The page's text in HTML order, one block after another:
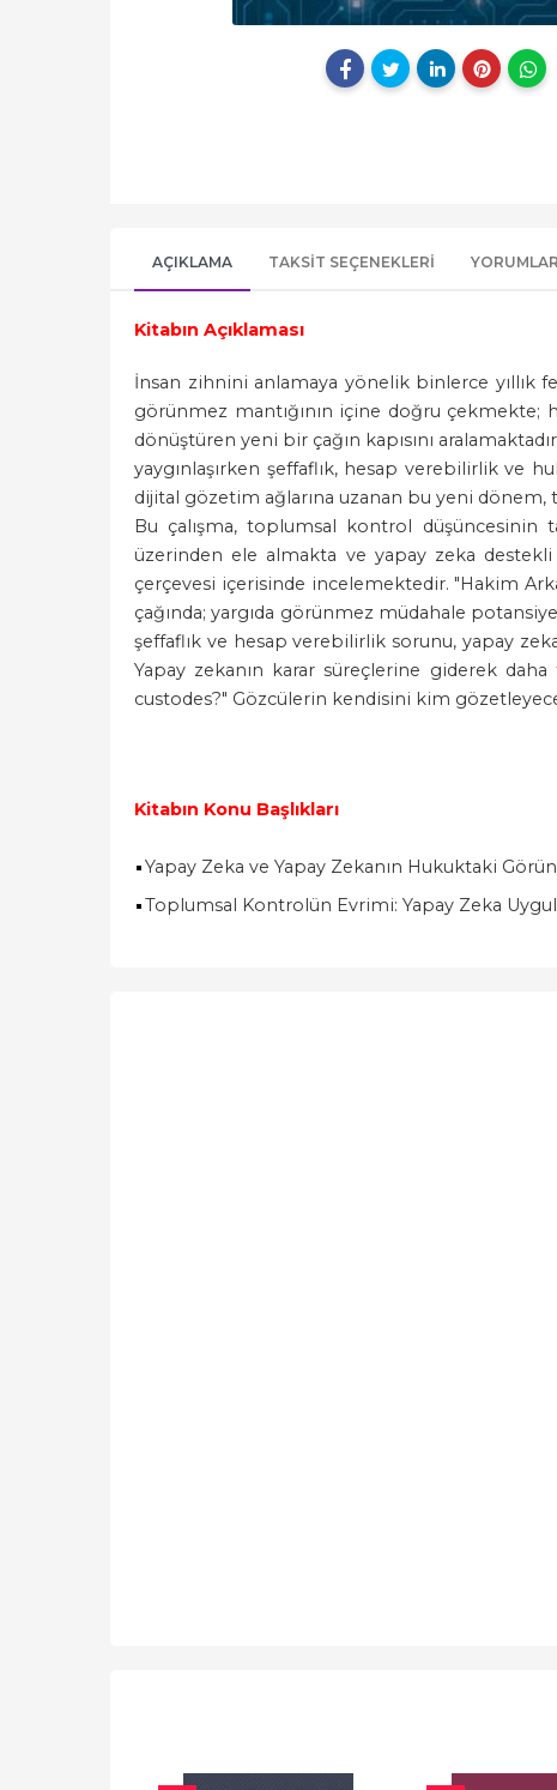
AÇIKLAMA TAKSIT SEÇENEKLERI YORUMLAR
Kitabın Açıklaması
İnsan zihnini anlamaya yönelik binlerce yıllık
görünmez mantığının içine doğru
dönüştüren yeni bir çağın kapısını
yaygınlaşırken şeffaflık, hesap verebilirlik ve
dijital gözetim ağlarına uzanan bu yeni
Bu çalışma, toplumsal kontrol düşüncesinin
üzerinden ele almakta ve yapay zeka destekli
çerçevesi içerisinde incelemektedir. "Hakim
çağında; yargıda görünmez müdahale
şeffaflık ve hesap verebilirlik sorunu, yapay
Yapay zekanın karar süreçlerine giderek
custodes?" Gözcülerin kendisini kim
Kitabın Konu Başlıkları
Yapay Zeka ve Yapay Zekanın Hukuktaki
Toplumsal Kontrolün Evrimi: Yapay Zeka